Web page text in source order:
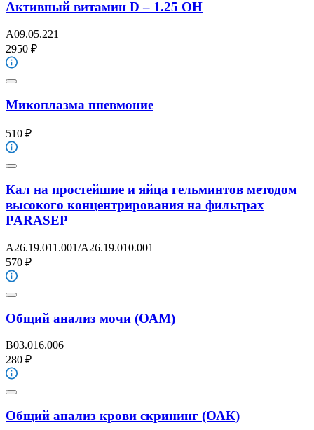
Активный витамин D – 1.25 OH
A09.05.221
2950 ₽
Микоплазма пневмоние
510 ₽
Кал на простейшие и яйца гельминтов методом
высокого концентрирования на фильтрах
PARASEP
A26.19.011.001/A26.19.010.001
570 ₽
Общий анализ мочи (ОАМ)
B03.016.006
280 ₽
Общий анализ крови скрининг (ОАК)